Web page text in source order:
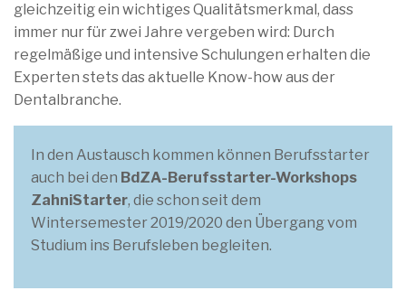
gleichzeitig ein wichtiges Qualitätsmerkmal, dass
immer nur für zwei Jahre vergeben wird: Durch
regelmäßige und intensive Schulungen erhalten die
Experten stets das aktuelle Know-how aus der
Dentalbranche.
In den Austausch kommen können Berufsstarter
auch bei den BdZA-Berufsstarter-Workshops
ZahniStarter, die schon seit dem
Wintersemester 2019/2020 den Übergang vom
Studium ins Berufsleben begleiten.